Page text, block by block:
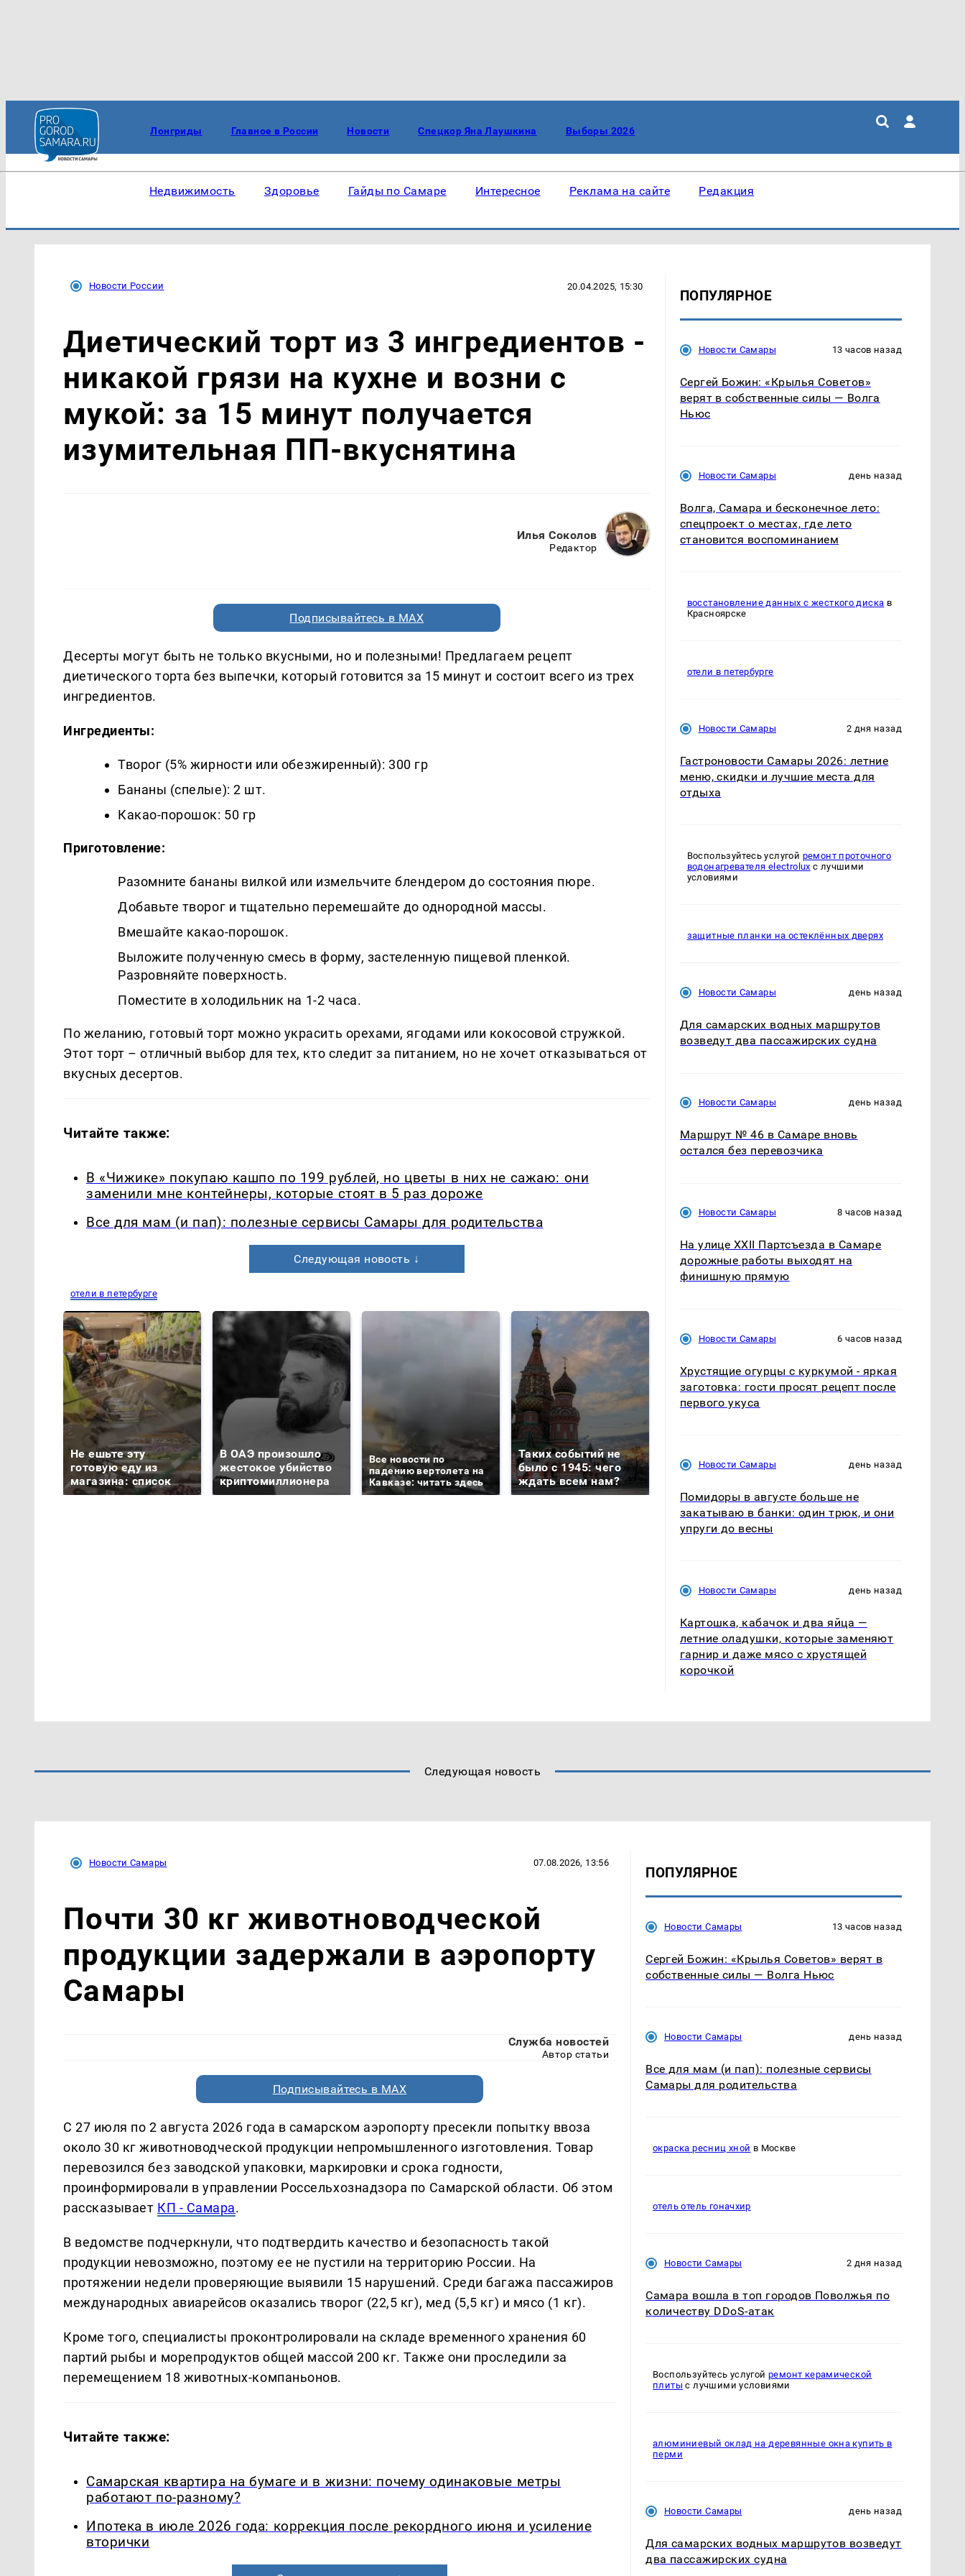
Лонгриды Главное в России Новости Спецкор Яна Лаушкина Выборы 2026
Недвижимость Здоровье Гайды по Самаре Интересное Реклама на сайте Редакция
Новости России 20.04.2025, 15:30
Диетический торт из 3 ингредиентов -
никакой грязи на кухне и возни с
мукой: за 15 минут получается
изумительная ПП-вкуснятина
Илья Соколов
Редактор
Подписывайтесь в MAX
Десерты могут быть не только вкусными, но и полезными! Предлагаем рецепт
диетического торта без выпечки, который готовится за 15 минут и состоит всего из трех
ингредиентов.
Ингредиенты:
Творог (5% жирности или обезжиренный): 300 гр
Бананы (спелые): 2 шт.
Какао-порошок: 50 гр
Приготовление:
Разомните бананы вилкой или измельчите блендером до состояния пюре.
Добавьте творог и тщательно перемешайте до однородной массы.
Вмешайте какао-порошок.
Выложите полученную смесь в форму, застеленную пищевой пленкой.
Разровняйте поверхность.
Поместите в холодильник на 1-2 часа.
По желанию, готовый торт можно украсить орехами, ягодами или кокосовой стружкой.
Этот торт – отличный выбор для тех, кто следит за питанием, но не хочет отказываться от
вкусных десертов.
Читайте также:
В «Чижике» покупаю кашпо по 199 рублей, но цветы в них не сажаю: они
заменили мне контейнеры, которые стоят в 5 раз дороже
Все для мам (и пап): полезные сервисы Самары для родительства
Следующая новость ↓
отели в петербурге
Не ешьте эту
готовую еду из
магазина: список
В ОАЭ произошло
жестокое убийство
криптомиллионера
Все новости по
падению вертолета на
Кавказе: читать здесь
Таких событий не
было с 1945: чего
ждать всем нам?
В магазинах России
ажиотаж из-за этого
машину напали и
ПОПУЛЯРНОЕ
Новости Самары 13 часов назад
Сергей Божин: «Крылья Советов»
верят в собственные силы — Волга
Ньюс
Новости Самары день назад
Волга, Самара и бесконечное лето:
спецпроект о местах, где лето
становится воспоминанием
восстановление данных с жесткого диска в
Красноярске
отели в петербурге
Новости Самары 2 дня назад
Гастроновости Самары 2026: летние
меню, скидки и лучшие места для
отдыха
Воспользуйтесь услугой ремонт проточного
водонагревателя electrolux с лучшими
условиями
защитные планки на остеклённых дверях
Новости Самары день назад
Для самарских водных маршрутов
возведут два пассажирских судна
Новости Самары день назад
Маршрут № 46 в Самаре вновь
остался без перевозчика
Новости Самары 8 часов назад
На улице XXII Партсъезда в Самаре
дорожные работы выходят на
финишную прямую
Новости Самары 6 часов назад
Хрустящие огурцы с куркумой - яркая
заготовка: гости просят рецепт после
первого укуса
Новости Самары день назад
Помидоры в августе больше не
закатываю в банки: один трюк, и они
упруги до весны
Новости Самары день назад
Картошка, кабачок и два яйца —
летние оладушки, которые заменяют
гарнир и даже мясо с хрустящей
корочкой
Следующая новость
Новости Самары 07.08.2026, 13:56
Почти 30 кг животноводческой
продукции задержали в аэропорту
Самары
Служба новостей
Автор статьи
Подписывайтесь в MAX
С 27 июля по 2 августа 2026 года в самарском аэропорту пресекли попытку ввоза
около 30 кг животноводческой продукции непромышленного изготовления. Товар
перевозился без заводской упаковки, маркировки и срока годности,
проинформировали в управлении Россельхознадзора по Самарской области. Об этом
рассказывает КП - Самара.
В ведомстве подчеркнули, что подтвердить качество и безопасность такой
продукции невозможно, поэтому ее не пустили на территорию России. На
протяжении недели проверяющие выявили 15 нарушений. Среди багажа пассажиров
международных авиарейсов оказались творог (22,5 кг), мед (5,5 кг) и мясо (1 кг).
Кроме того, специалисты проконтролировали на складе временного хранения 60
партий рыбы и морепродуктов общей массой 200 кг. Также они проследили за
перемещением 18 животных-компаньонов.
Читайте также:
Самарская квартира на бумаге и в жизни: почему одинаковые метры
работают по-разному?
Ипотека в июле 2026 года: коррекция после рекордного июня и усиление
вторички
ПОПУЛЯРНОЕ
Новости Самары 13 часов назад
Сергей Божин: «Крылья Советов» верят в
собственные силы — Волга Ньюс
Новости Самары день назад
Все для мам (и пап): полезные сервисы
Самары для родительства
окраска ресниц хной в Москве
отель отель гоначхир
Новости Самары 2 дня назад
Самара вошла в топ городов Поволжья по
количеству DDoS-атак
Воспользуйтесь услугойремонт керамической
плиты с лучшими условиями
алюминиевый оклад на деревянные окна купить в
перми
Новости Самары день назад
Для самарских водных маршрутов возведут
два пассажирских судна